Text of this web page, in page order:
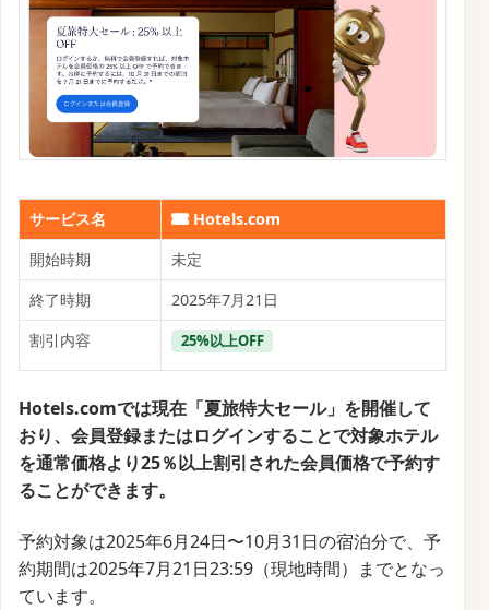
サービス名
Hotels.com
開始時期
未定
終了時期
2025年7月21日
割引内容
25%以上OFF
Hotels.comでは現在「夏旅特大セール」を開催して
おり、会員登録またはログインすることで対象ホテル
を通常価格より25％以上割引された会員価格で予約す
ることができます。
予約対象は2025年6月24日〜10月31日の宿泊分で、予
約期間は2025年7月21日23:59（現地時間）までとなっ
ています。